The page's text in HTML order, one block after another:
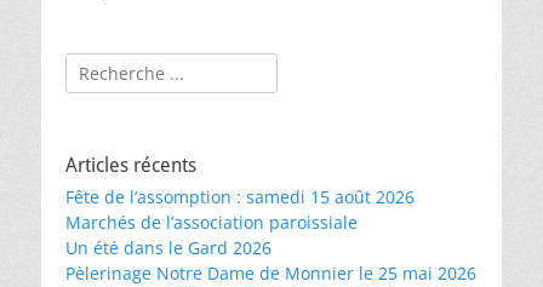
Rechercher :
Articles récents
Fête de l’assomption : samedi 15 août 2026
Marchés de l’association paroissiale
Un été dans le Gard 2026
Pèlerinage Notre Dame de Monnier le 25 mai 2026